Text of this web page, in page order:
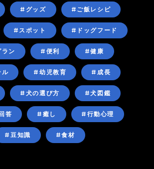
#グッズ #ご飯レシピ
#スポット #ドッグフード
ン #便利 #健康
ル #幼児教育 #成長
#犬の選び方 #犬図鑑
答 #癒し #行動心理
#豆知識 #食材